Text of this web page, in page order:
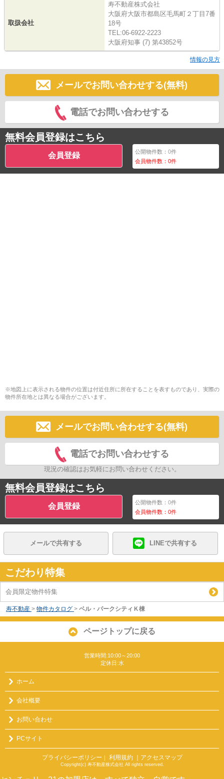
取扱会社
寿不動産株式会社
大阪府大阪市都島区毛馬町２丁目7番
18号
TEL:06-6922-2223
大阪府知事 (7) 第43852号
情報の見方
メールでお問い合わせする(無料)
電話でお問い合わせする
無料会員登録はこちら
会員登録 公開物件数：0件
会員物件数：0件
※地図上に表示される物件の位置は付近住所に所在することを表すものであり、実際の
物件所在地とは異なる場合がございます。
メールでお問い合わせする(無料)
電話でお問い合わせする
現況の確認はお気軽にお問い合わせください。
無料会員登録はこちら
会員登録 公開物件数：0件
会員物件数：0件
メールで共有する LINEで共有する
こだわり特集
会員限定物件特集
寿不動産 > 物件カタログ > ベル・パークシティＫ棟
ページトップに戻る
営業時間:10:00～20:00
定休日:水
ホーム
会社概要
お問い合わせ
PCサイト
プライバシーポリシー 利用規約 ｜アクセスマップ
Copyright(c) 寿不動産株式会社 All rights reserved.